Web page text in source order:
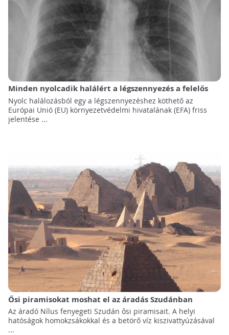
Minden nyolcadik halálért a légszennyezés a felelős
Nyolc halálozásból egy a légszennyezéshez köthető az
Európai Unió (EU) környezetvédelmi hivatalának (EFA) friss
jelentése ...
Ősi piramisokat moshat el az áradás Szudánban
Az áradó Nílus fenyegeti Szudán ősi piramisait. A helyi
hatóságok homokzsákokkal és a betörő víz kiszivattyúzásával
...